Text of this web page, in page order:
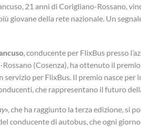
21 anni di Corigliano-Rossano,
giovane della rete nazionale. Un
, conducente per FlixBus presso
(Cosenza), ha ottenuto il premio
servizio per FlixBus. Il premio nasce per
che rappresentano il futuro
», che ha raggiunto la terza edizione, si
conducente di autobus, che ogni